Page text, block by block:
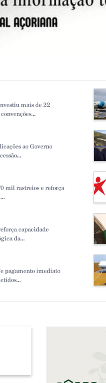
mais de 22
ao Governo
mil rastreios e reforça
capacidade
da...
pagamento imediato